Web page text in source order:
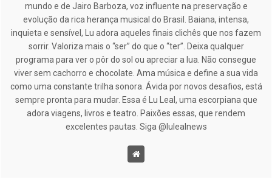
mundo e de Jairo Barboza, voz influente na preservação e
evolução da rica herança musical do Brasil. Baiana, intensa,
inquieta e sensível, Lu adora aqueles finais clichês que nos fazem
sorrir. Valoriza mais o “ser” do que o “ter”. Deixa qualquer
programa para ver o pôr do sol ou apreciar a lua. Não consegue
viver sem cachorro e chocolate. Ama música e define a sua vida
como uma constante trilha sonora. Ávida por novos desafios, está
sempre pronta para mudar. Essa é Lu Leal, uma escorpiana que
adora viagens, livros e teatro. Paixões essas, que rendem
excelentes pautas. Siga @lulealnews